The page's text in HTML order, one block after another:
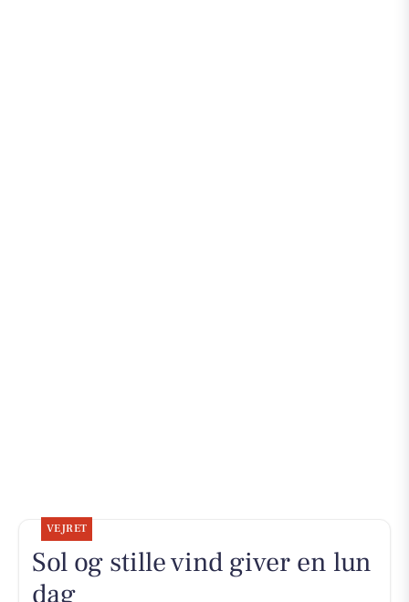
VEJRET
Sol og stille vind giver en lun
dag